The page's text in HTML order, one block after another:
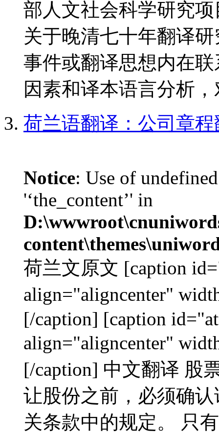
部人文社会科学研究
关于晚清七十年翻译
事件或翻译思想内在
因素和译本语言分析
荷兰语翻译：公司章
Notice: Use of
'‘the_content’' in
荷兰文原文 [caption
align="aligncenter"
[/caption] [caption
align="aligncenter"
[/caption] 中文翻译 股
让股份之前，必须确
关条款中的规定。 只